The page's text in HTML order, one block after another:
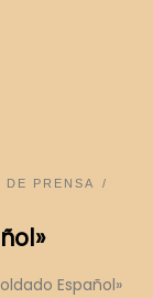
DE PRENSA
Español»